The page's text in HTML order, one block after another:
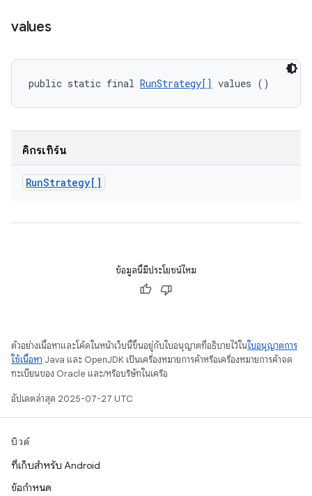
values
public static final RunStrategy[] values ()
คิกรีเทิร์น
RunStrategy[]
ข้อมูลนี้มีประโยชน์ไหม
ตัวอย่างเนื้อหาและโค้ดในหน้าเว็บนี้ขึ้นอยู่กับใบอนุญาตที่อธิบายไว้ในใบอนุญาตการ
ใช้เนื้อหา Java และ OpenJDK เป็นเครื่องหมายการค้าหรือเครื่องหมายการค้าจด
ทะเบียนของ Oracle และ/หรือบริษัทในเครือ
อัปเดตล่าสุด 2025-07-27 UTC
บิวด์
ที่เก็บสำหรับ Android
ข้อกำหนด